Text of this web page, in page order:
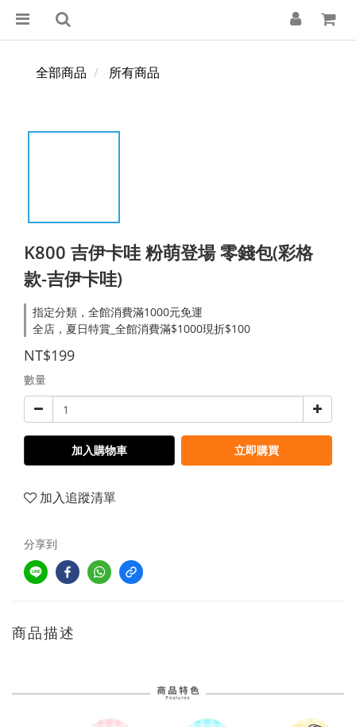
全部商品 所有商品
K800 吉伊卡哇 粉萌登場 零錢包(彩格
款-吉伊卡哇)
指定分類，全館消費滿1000元免運
全店，夏日特賞_全館消費滿$1000現折$100
NT$199
數量
加入購物車 立即購買
加入追蹤清單
分享到
商品描述